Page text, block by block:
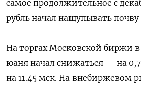
самое продолжительное с
рубль начал нащупывать
На торгах Московской биржи
юаня начал снижаться — на
на 11.45 мск. На внебиржевом